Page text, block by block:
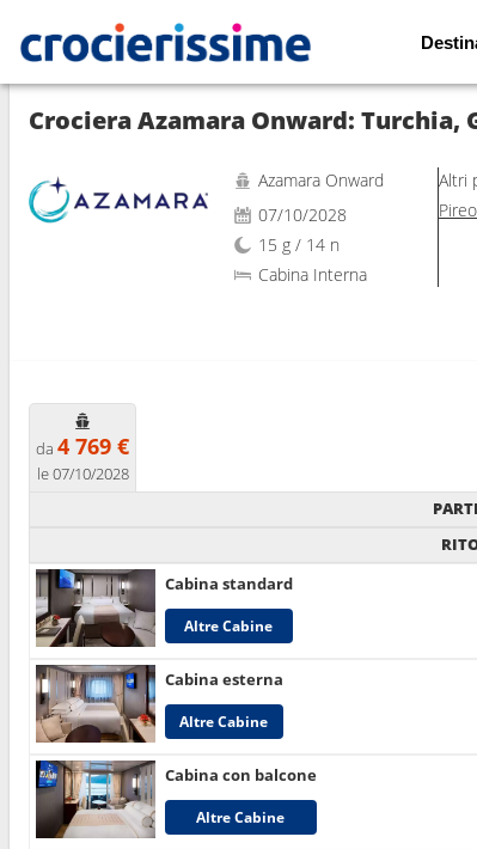
Mostra le altre 39 foto
Crociera Azamara Onward: Turchia,
Azamara Onward
07/10/2028
15 g / 14 n
Cabina Interna
Altri
da 4 769 €
le 07/10/2028
Cabina standard
Altre Cabine
Cabina esterna
Altre Cabine
Cabina con balcone
Altre Cabine